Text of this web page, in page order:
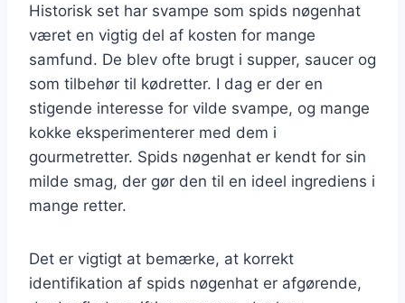
Historisk set har svampe som spids nøgenhat
været en vigtig del af kosten for mange
samfund. De blev ofte brugt i supper, saucer og
som tilbehør til kødretter. I dag er der en
stigende interesse for vilde svampe, og mange
kokke eksperimenterer med dem i
gourmetretter. Spids nøgenhat er kendt for sin
milde smag, der gør den til en ideel ingrediens i
mange retter.
Det er vigtigt at bemærke, at korrekt
identifikation af spids nøgenhat er afgørende,